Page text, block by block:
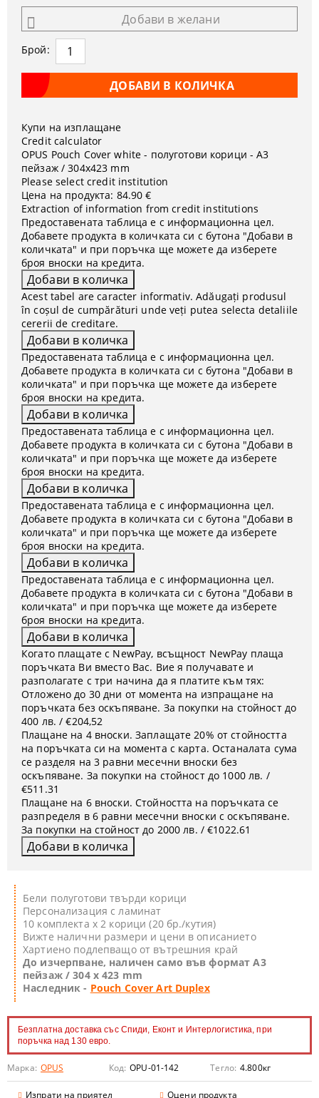
Бели полуготови твърди корици
Персонализация с ламинат
10 комплекта х 2 корици (20 бр./кутия)
Вижте налични размери и цени в описанието
Хартиено подлепващо от вътрешния край
До изчерпване, наличен само във формат А3
пейзаж / 304 х 423 mm
Наследник - Pouch Cover Art Duplex
Безплатна доставка със Спиди, Еконт и Интерлогистика, при
поръчка над 130 евро.
Марка: OPUS Код: OPU-01-142 Тегло: 4.800кг
Изпрати на приятел Оцени продукта
Добави в желани
Брой:
Купи на изплащане
Credit calculator
OPUS Pouch Cover white - полуготови корици - A3
пейзаж / 304x423 mm
Please select credit institution
Цена на продукта: 84.90 €
Extraction of information from credit institutions
Предоставената таблица е с информационна цел.
Добавете продукта в количката си с бутона "Добави в
количката" и при поръчка ще можете да изберете
броя вноски на кредита.
Acest tabel are caracter informativ. Adăugați produsul
în coșul de cumpărături unde veți putea selecta detaliile
cererii de creditare.
Предоставената таблица е с информационна цел.
Добавете продукта в количката си с бутона "Добави в
количката" и при поръчка ще можете да изберете
броя вноски на кредита.
Предоставената таблица е с информационна цел.
Добавете продукта в количката си с бутона "Добави в
количката" и при поръчка ще можете да изберете
броя вноски на кредита.
Предоставената таблица е с информационна цел.
Добавете продукта в количката си с бутона "Добави в
количката" и при поръчка ще можете да изберете
броя вноски на кредита.
Предоставената таблица е с информационна цел.
Добавете продукта в количката си с бутона "Добави в
количката" и при поръчка ще можете да изберете
броя вноски на кредита.
Когато плащате с NewPay, всъщност NewPay плаща
поръчката Ви вместо Вас. Вие я получавате и
разполагате с три начина да я платите към тях:
Отложено до 30 дни от момента на изпращане на
поръчката без оскъпяване. За покупки на стойност до
400 лв. / €204,52
Плащане на 4 вноски. Заплащате 20% от стойността
на поръчката си на момента с карта. Останалата сума
се разделя на 3 равни месечни вноски без
оскъпяване. За покупки на стойност до 1000 лв. /
€511.31
Плащане на 6 вноски. Стойността на поръчката се
разпределя в 6 равни месечни вноски с оскъпяване.
За покупки на стойност до 2000 лв. / €1022.61